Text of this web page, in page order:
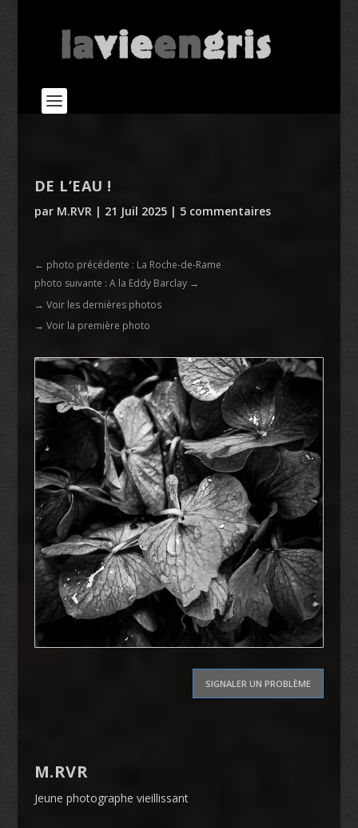
DE L’EAU !
par M.RVR| 21 Juil 2025| 5 commentaires
← photo précédente : La Roche-de-Rame
photo suivante : A la Eddy Barclay→
→ Voir les dernières photos
→ Voir la première photo
SIGNALER UN PROBLÈME
M.RVR
Jeune photographe vieillissant